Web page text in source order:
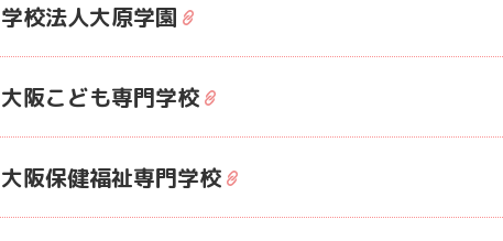
学校法人大原学園
大阪こども専門学校
大阪保健福祉専門学校